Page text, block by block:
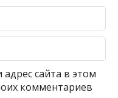
сайта в этом
комментариев